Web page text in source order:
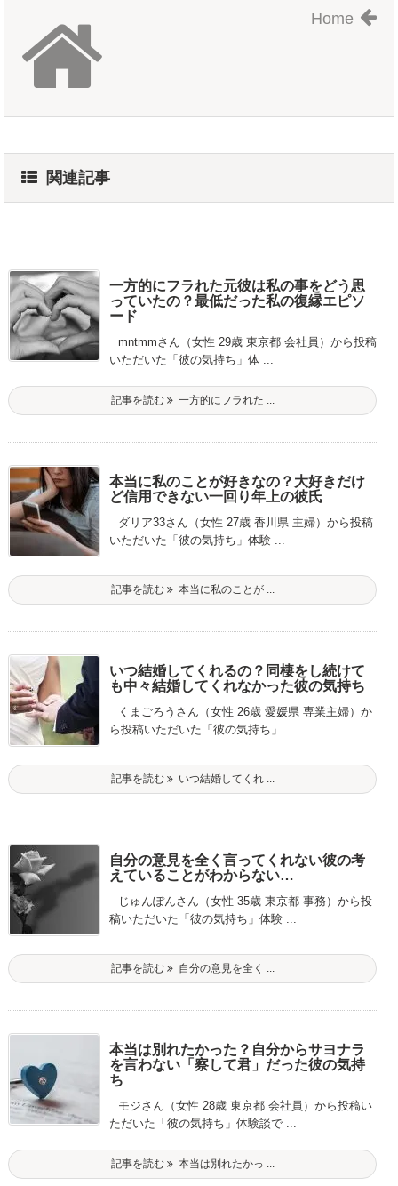
Home
関連記事
一方的にフラれた元彼は私の事をどう思
っていたの？最低だった私の復縁エピソ
ード
mntmmさん（女性 29歳 東京都 会社員）から投稿
いただいた「彼の気持ち」体 ...
記事を読む 一方的にフラれた ...
本当に私のことが好きなの？大好きだけ
ど信用できない一回り年上の彼氏
ダリア33さん（女性 27歳 香川県 主婦）から投稿
いただいた「彼の気持ち」体験 ...
記事を読む 本当に私のことが ...
いつ結婚してくれるの？同棲をし続けて
も中々結婚してくれなかった彼の気持ち
くまごろうさん（女性 26歳 愛媛県 専業主婦）か
ら投稿いただいた「彼の気持ち」 ...
記事を読む いつ結婚してくれ ...
自分の意見を全く言ってくれない彼の考
えていることがわからない…
じゅんぽんさん（女性 35歳 東京都 事務）から投
稿いただいた「彼の気持ち」体験 ...
記事を読む 自分の意見を全く ...
本当は別れたかった？自分からサヨナラ
を言わない「察して君」だった彼の気持
ち
モジさん（女性 28歳 東京都 会社員）から投稿い
ただいた「彼の気持ち」体験談で ...
記事を読む 本当は別れたかっ ...